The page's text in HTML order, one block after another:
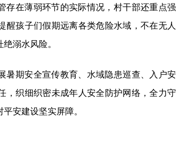
存在薄弱环节的实际情况，村干部还重点强
醒孩子们假期远离各类危险水域，不在无人
溺水风险。
暑期安全宣传教育、水域隐患巡查、入户安
，织细织密未成年人安全防护网络，全力守
安建设坚实屏障。